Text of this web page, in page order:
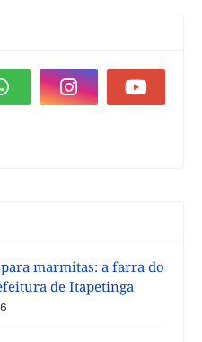
marmitas: a farra do
de Itapetinga